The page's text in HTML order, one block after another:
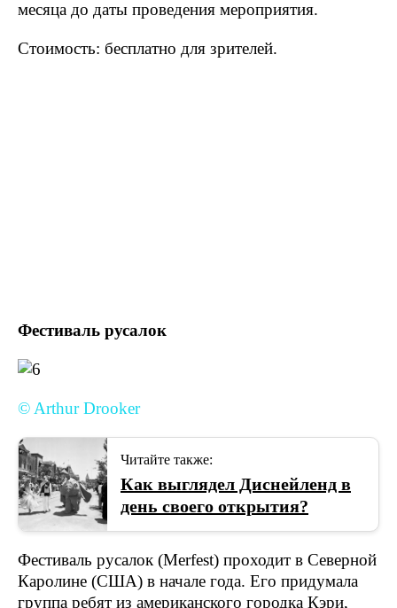
месяца до даты проведения мероприятия.
Стоимость: бесплатно для зрителей.
Фестиваль русалок
© Arthur Drooker
Читайте также:
Как выглядел Диснейленд в
день своего открытия?
Фестиваль русалок (Merfest) проходит в Северной
Каролине (США) в начале года. Его придумала
группа ребят из американского городка Кэри,